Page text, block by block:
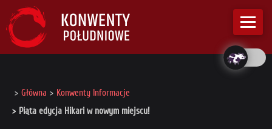
Główna
Konwenty Informacje
Piąta edycja Hikari w nowym miejscu!